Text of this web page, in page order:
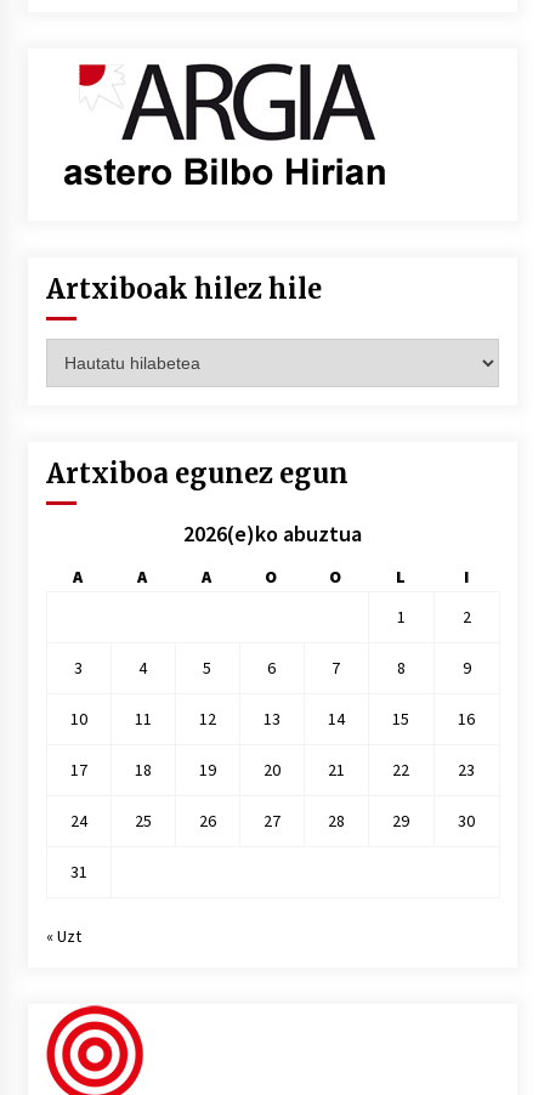
Artxiboak hilez hile
hilez
Artxiboa egunez egun
2026(e)ko abuztua
A A A O O L
I
1
2
3 4 5 6 7 8 9
10 11 12 13 14 15 16
17 18 19 20 21 22 23
24 25 26 27 28 29 30
31
« Uzt